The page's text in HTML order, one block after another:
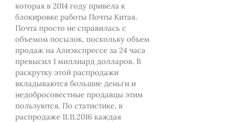
которая в 2014 году привела к
блокировке работы Почты Китая.
Почта просто не справилась с
объемом посылок, поскольку объем
продаж на Алиэкспрессе за 24 часа
превысил 1 миллиард долларов. В
раскрутку этой распродажи
вкладываются большие деньги и
недобросовестные продавцы этим
пользуются. По статистике, в
распродаже 11.11.2016 каждая